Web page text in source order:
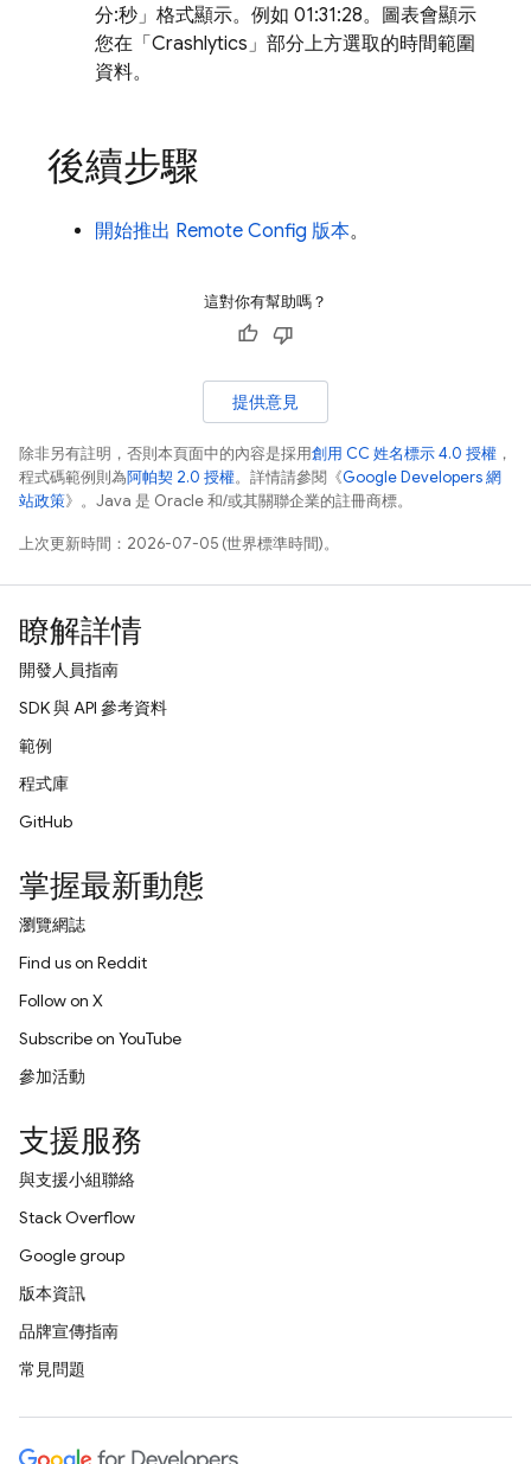
分:秒」格式顯示。例如 01:31:28。圖表會顯示
您在「 Crashlytics」部分上方選取的時間範圍
資料。
後續步驟
開始推出 Remote Config 版本。
這對你有幫助嗎？
提供意見
除非另有註明，否則本頁面中的內容是採用創用 CC 姓名標示 4.0 授權 ，
程式碼範例則為阿帕契 2.0 授權。詳情請參閱《Google Developers 網
站政策》。Java 是 Oracle 和/或其關聯企業的註冊商標。
上次更新時間：2026-07-05 (世界標準時間)。
瞭解詳情
開發人員指南
SDK 與 API 參考資料
範例
程式庫
GitHub
掌握最新動態
瀏覽網誌
Find us on Reddit
Follow on X
Subscribe on YouTube
參加活動
支援服務
與支援小組聯絡
Stack Overflow
Google group
版本資訊
品牌宣傳指南
常見問題